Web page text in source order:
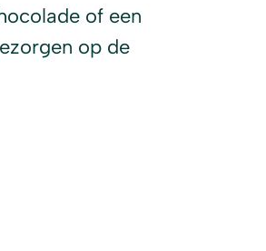
of een
op de